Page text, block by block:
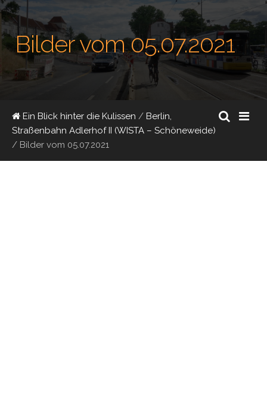
Bilder vom 05.07.2021
Ein Blick hinter die Kulissen / Berlin,
Straßenbahn Adlerhof II (WISTA – Schöneweide)
/ Bilder vom 05.07.2021